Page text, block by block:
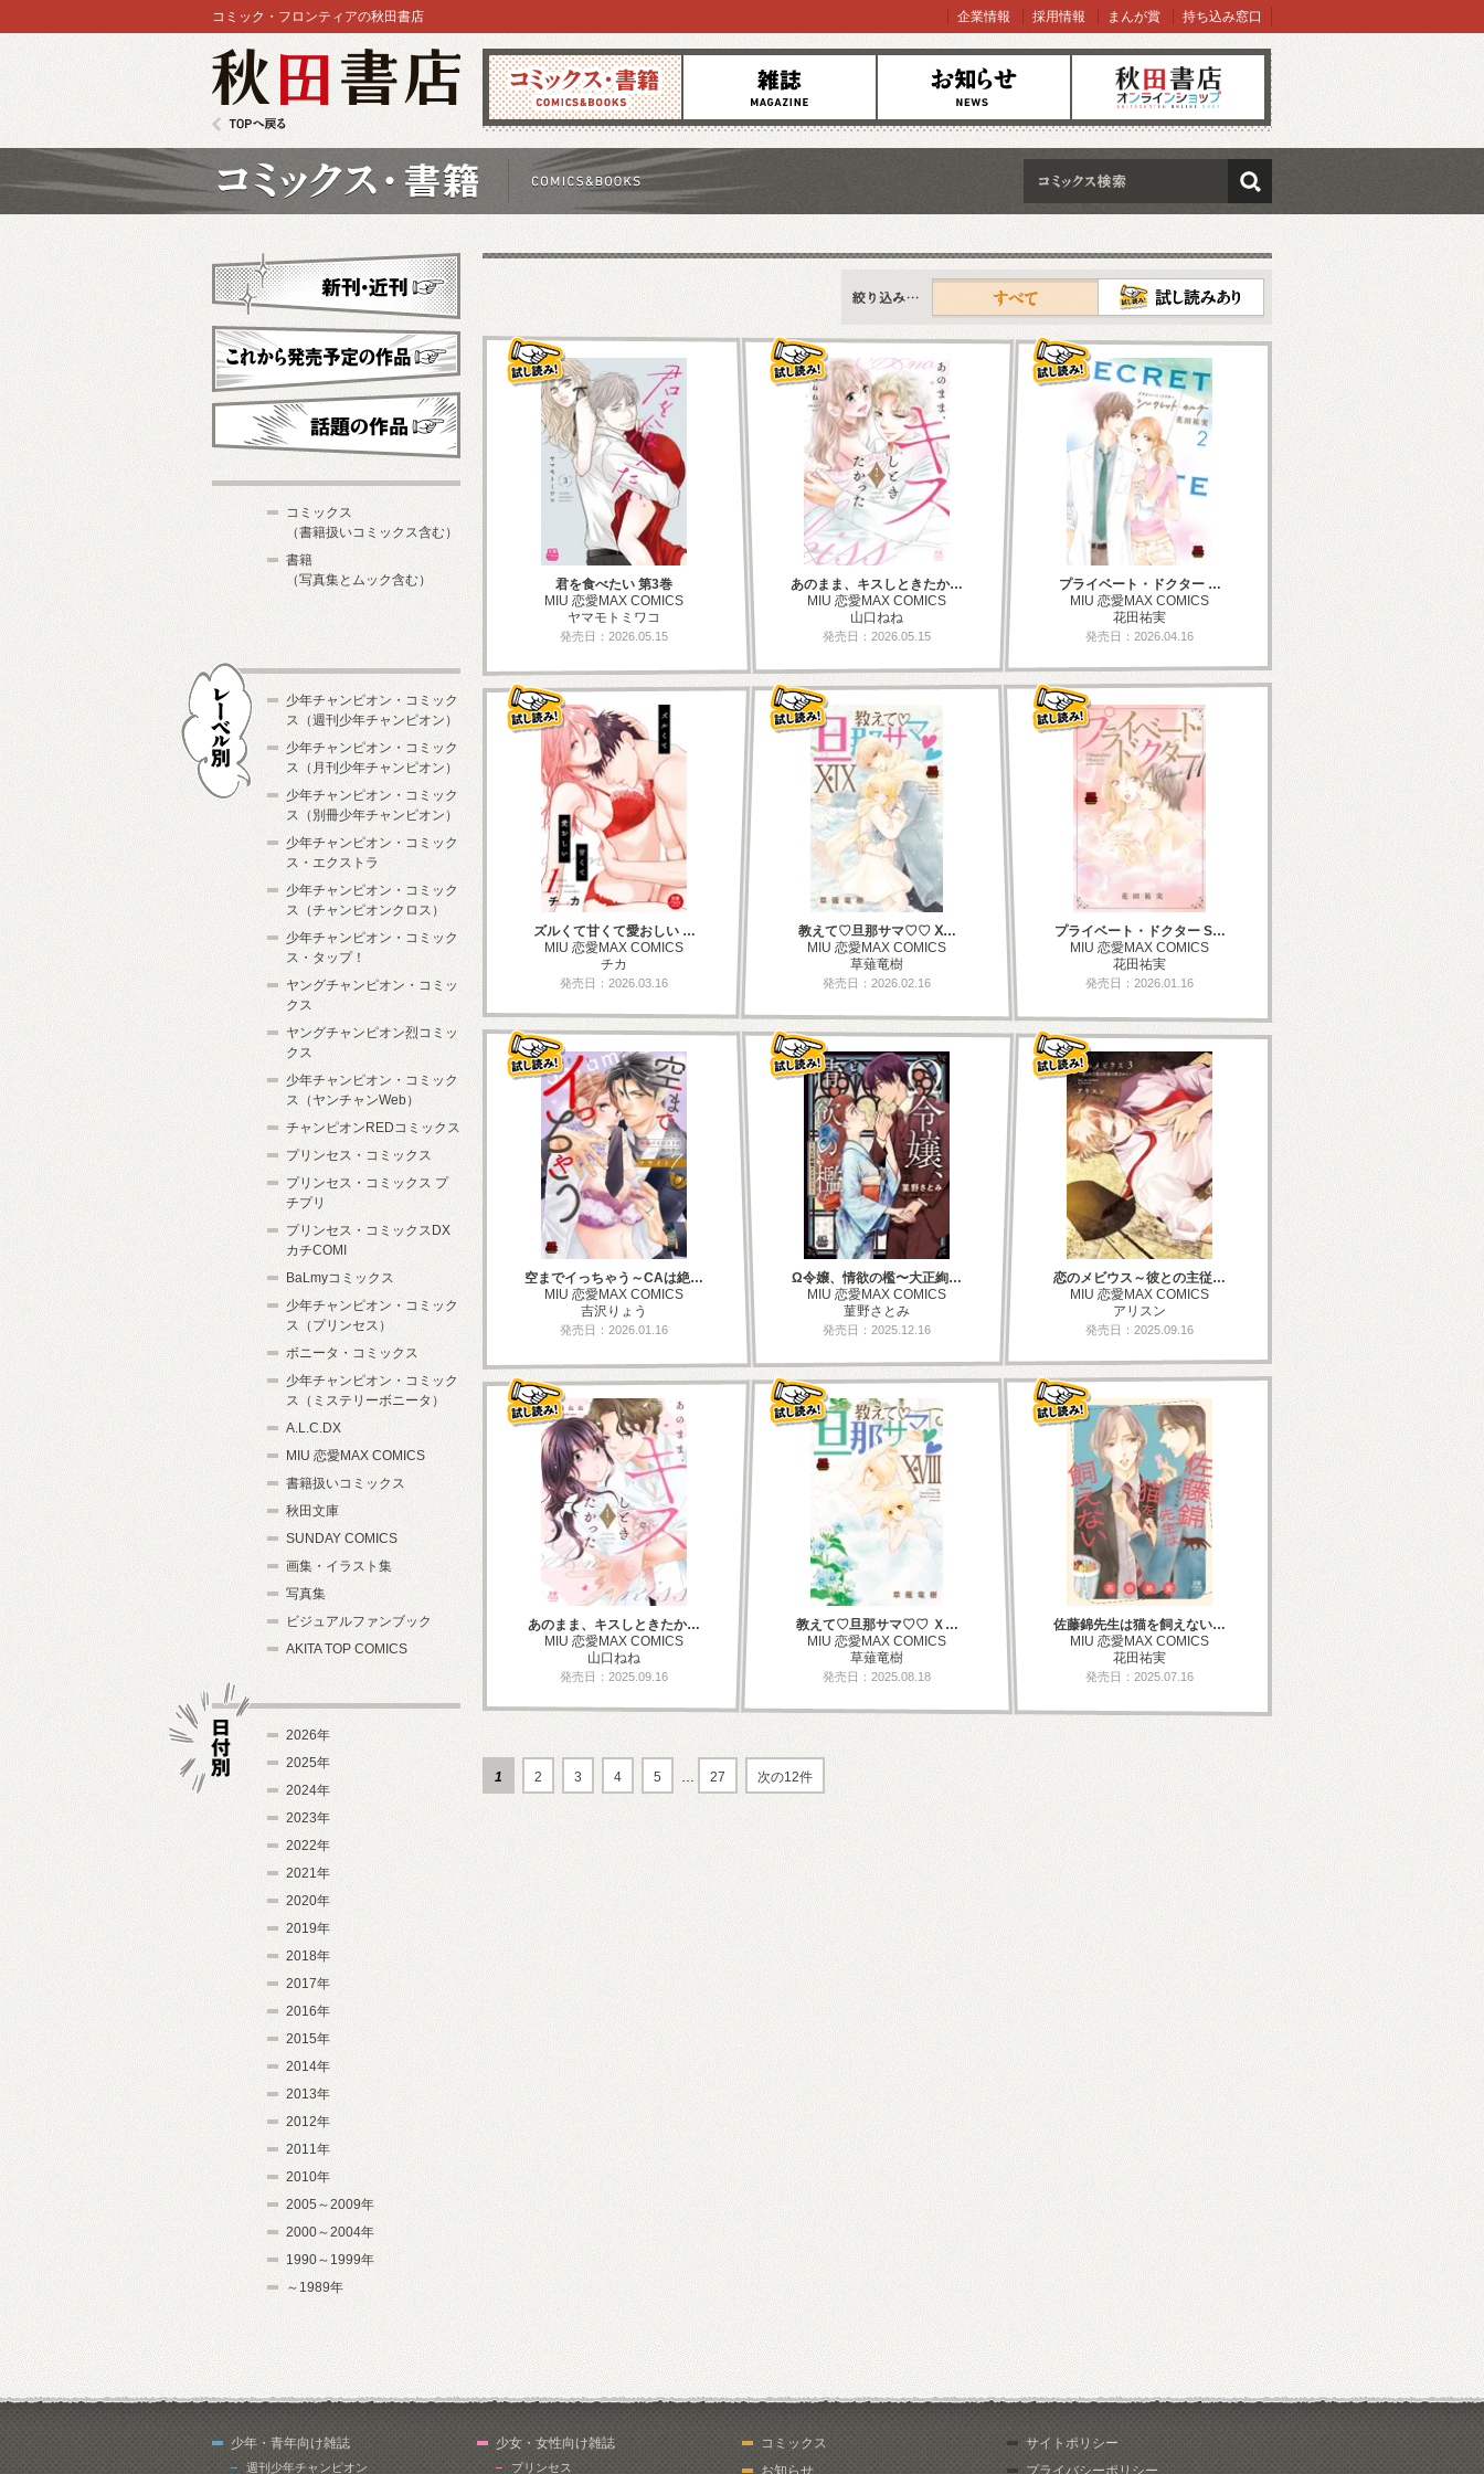
コミックス 雑誌 お知らせ オンラインショップ
コミック・フロンティアの秋田書店 企業情報 採用情報 まんが賞 持ち込み窓口
検索
新刊情報
すべて
君を食べたい 第3巻
MIU 恋愛MAX COMICS
ヤマモトミワコ
発売日：2026.05.15
あのまま、キスしときたか…
MIU 恋愛MAX COMICS
山口ねね
発売日：2026.05.15
プライベート・ドクター …
MIU 恋愛MAX COMICS
花田祐実
発売日：2026.04.16
ズルくて甘くて愛おしい …
MIU 恋愛MAX COMICS
チカ
発売日：2026.03.16
教えて♡旦那サマ♡♡ Ⅹ…
MIU 恋愛MAX COMICS
草薙竜樹
発売日：2026.02.16
プライベート・ドクター S…
MIU 恋愛MAX COMICS
花田祐実
発売日：2026.01.16
空までイっちゃう～CAは絶…
MIU 恋愛MAX COMICS
吉沢りょう
発売日：2026.01.16
Ω令嬢、情欲の檻〜大正絢…
MIU 恋愛MAX COMICS
菫野さとみ
発売日：2025.12.16
恋のメビウス～彼との主従…
MIU 恋愛MAX COMICS
アリスン
発売日：2025.09.16
あのまま、キスしときたか…
MIU 恋愛MAX COMICS
山口ねね
発売日：2025.09.16
教えて♡旦那サマ♡♡ Ｘ…
MIU 恋愛MAX COMICS
草薙竜樹
発売日：2025.08.18
佐藤錦先生は猫を飼えない…
MIU 恋愛MAX COMICS
花田祐実
発売日：2025.07.16
1 2 3 4 5 … 27 次の12件
新刊・近刊
これから発売予定
コミックス
（書籍扱いコミックス含む）
書籍
（写真集とムック含む）
少年チャンピオン・コミック
ス（週刊少年チャンピオン）
少年チャンピオン・コミック
ス（月刊少年チャンピオン）
少年チャンピオン・コミック
ス（別冊少年チャンピオン）
少年チャンピオン・コミック
ス・エクストラ
少年チャンピオン・コミック
ス（チャンピオンクロス）
少年チャンピオン・コミック
ス・タップ！
ヤングチャンピオン・コミッ
クス
ヤングチャンピオン烈コミッ
クス
少年チャンピオン・コミック
ス（ヤンチャンWeb）
チャンピオンREDコミックス
プリンセス・コミックス
プリンセス・コミックス プ
チプリ
プリンセス・コミックスDX
カチCOMI
BaLmyコミックス
少年チャンピオン・コミック
ス（プリンセス）
ボニータ・コミックス
少年チャンピオン・コミック
ス（ミステリーボニータ）
A.L.C.DX
MIU 恋愛MAX COMICS
書籍扱いコミックス
秋田文庫
SUNDAY COMICS
画集・イラスト集
写真集
ビジュアルファンブック
AKITA TOP COMICS
2026年
2025年
2024年
2023年
2022年
2021年
2020年
2019年
2018年
2017年
2016年
2015年
2014年
2013年
2012年
2011年
2010年
2005～2009年
2000～2004年
1990～1999年
～1989年
少年・青年向け雑誌
週刊少年チャンピオン
少女・女性向け雑誌
プリンセス
コミックス
お知らせ
サイトポリシー
プライバシーポリシー